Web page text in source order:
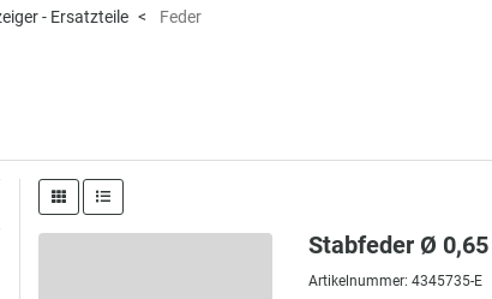
- Ersatzteile Feder
Stabfeder Ø
Artikelnummer: 4345735-E